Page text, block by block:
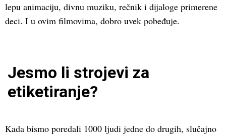
lepu animaciju, divnu muziku, rečnik i dijaloge primerene
deci. I u ovim filmovima, dobro uvek pobeđuje.
Jesmo li strojevi za
etiketiranje?
Kada bismo poredali 1000 ljudi jedne do drugih, slučajno